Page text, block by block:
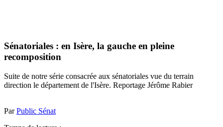
Sénatoriales : en Isère, la gauche en pleine
recomposition
Suite de notre série consacrée aux sénatoriales vue du terrain
direction le département de l'Isère. Reportage Jérôme Rabier
ParPublic Sénat